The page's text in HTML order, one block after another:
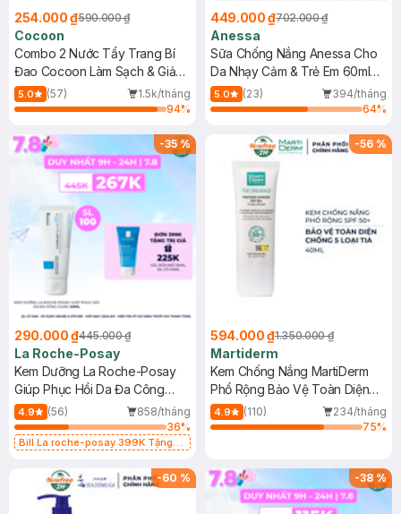
254.000 ₫590.000 ₫
Cocoon
Combo 2 Nước Tẩy Trang Bí
Đao Cocoon Làm Sạch & Giảm
Dầu 500ml
5.0 (57)
1.5k/tháng
94%
449.000 ₫702.000 ₫
Anessa
Sữa Chống Nắng Anessa Cho
Da Nhạy Cảm & Trẻ Em 60ml
(Mới)
5.0 (23)
394/tháng
64%
-35%
290.000 ₫445.000 ₫
La Roche-Posay
Kem Dưỡng La Roche-Posay
Giúp Phục Hồi Da Đa Công
Dụng 40ml
4.9 (56)
858/tháng
36%
Bill La roche-posay 399K Tặng
(SL có hạn)
-56 %
594.000 ₫1.350.000 ₫
Martiderm
Kem Chống Nắng MartiDerm
Phổ Rộng Bảo Vệ Toàn Diện
40ml
4.9 (110)
234/tháng
75%
-60 % -38%